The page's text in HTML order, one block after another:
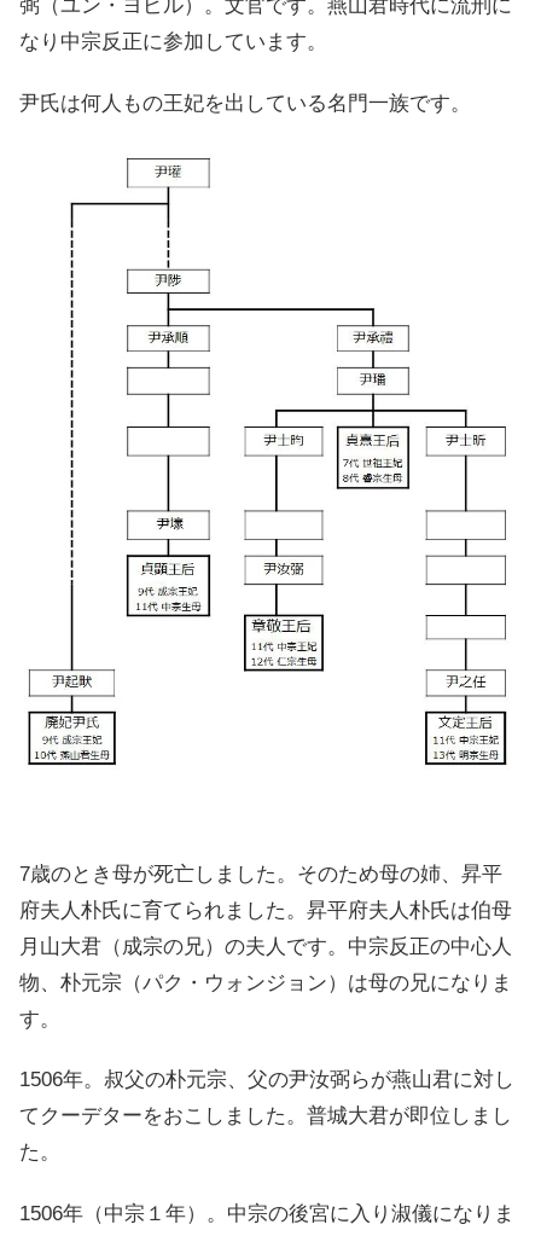
弼（ユン・ヨピル）。文官です。燕山君時代に流刑に
なり中宗反正に参加しています。
尹氏は何人もの王妃を出している名門一族です。
7歳のとき母が死亡しました。そのため母の姉、昇平
府夫人朴氏に育てられました。昇平府夫人朴氏は伯母
月山大君（成宗の兄）の夫人です。中宗反正の中心人
物、朴元宗（パク・ウォンジョン）は母の兄になりま
す。
1506年。叔父の朴元宗、父の尹汝弼らが燕山君に対し
てクーデターをおこしました。普城大君が即位しまし
た。
1506年（中宗１年）。中宗の後宮に入り淑儀になりま